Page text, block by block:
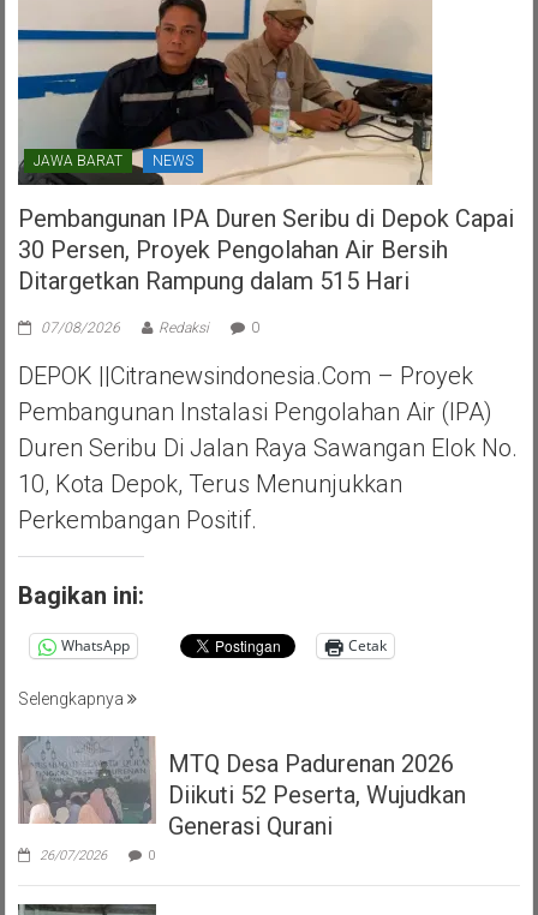
JAWA BARAT NEWS
Pembangunan IPA Duren Seribu di Depok Capai
30 Persen, Proyek Pengolahan Air Bersih
Ditargetkan Rampung dalam 515 Hari
07/08/2026 Redaksi 0
DEPOK ||Citranewsindonesia.com – Proyek
Pembangunan Instalasi Pengolahan Air (IPA)
Duren Seribu Di Jalan Raya Sawangan Elok No.
10, Kota Depok, Terus Menunjukkan
Perkembangan Positif.
Bagikan ini:
WhatsApp Cetak
Selengkapnya
MTQ Desa Padurenan 2026
Diikuti 52 Peserta, Wujudkan
Generasi Qurani
26/07/2026 0